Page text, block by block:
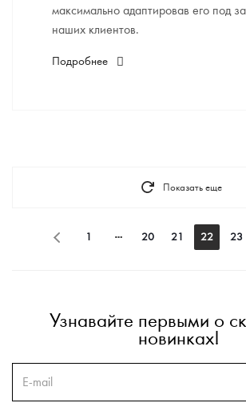
максимально адаптировав его под
наших клиентов.
Подробнее
Показать еще
1 20 21 22 23
Узнавайте первыми о
новинках!